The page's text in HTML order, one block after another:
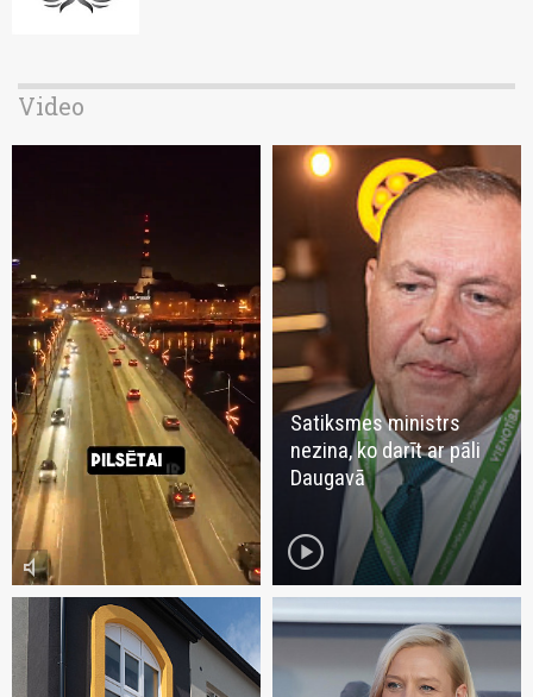
Video
volume_mute
Satiksmes ministrs
nezina, ko darīt ar pāli
Daugavā
play_circle